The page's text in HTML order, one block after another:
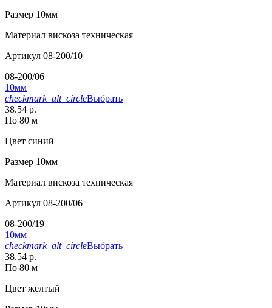
Размер 10мм
Материал вискоза техническая
Артикул 08-200/10
08-200/06
10мм
checkmark_alt_circleВыбрать
38.54 р.
По 80 м
Цвет синий
Размер 10мм
Материал вискоза техническая
Артикул 08-200/06
08-200/19
10мм
checkmark_alt_circleВыбрать
38.54 р.
По 80 м
Цвет желтый